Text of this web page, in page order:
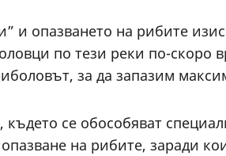
и опазването на рибите
по тези реки по-скоро
за да запазим
се обособяват
на рибите, заради